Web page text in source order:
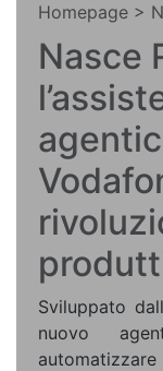
Homepage >
Nasce
Sviluppato
nuovo